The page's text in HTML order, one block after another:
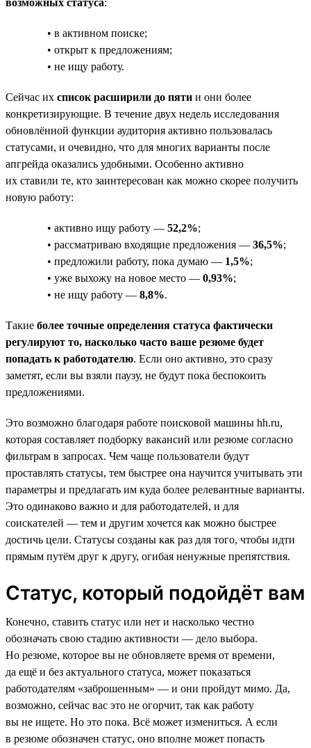
• в активном поиске;
• открыт к предложениям;
• не ищу работу.
Сейчас их список расширили до пяти и они более
конкретизирующие. В течение двух недель исследования
обновлённой функции аудитория активно пользовалась
статусами, и очевидно, что для многих варианты после
апгрейда оказались удобными. Особенно активно
их ставили те, кто заинтересован как можно скорее получить
новую работу:
• активно ищу работу — 52,2%;
• рассматриваю входящие предложения — 36,5%;
• предложили работу, пока думаю — 1,5%;
• уже выхожу на новое место — 0,93%;
• не ищу работу — 8,8%.
Такие более точные определения статуса фактически
регулируют то, насколько часто ваше резюме будет
попадать к работодателю. Если оно активно, это сразу
заметят, если вы взяли паузу, не будут пока беспокоить
предложениями.
Это возможно благодаря работе поисковой машины hh.ru,
которая составляет подборку вакансий или резюме согласно
фильтрам в запросах. Чем чаще пользователи будут
проставлять статусы, тем быстрее она научится учитывать эти
параметры и предлагать им куда более релевантные варианты.
Это одинаково важно и для работодателей, и для
соискателей — тем и другим хочется как можно быстрее
достичь цели. Статусы созданы как раз для того, чтобы идти
прямым путём друг к другу, огибая ненужные препятствия.
Статус, который подойдёт вам
Конечно, ставить статус или нет и насколько честно
обозначать свою стадию активности — дело выбора.
Но резюме, которое вы не обновляете время от времени,
да ещё и без актуального статуса, может показаться
работодателям «заброшенным» — и они пройдут мимо. Да,
возможно, сейчас вас это не огорчит, так как работу
вы не ищете. Но это пока. Всё может измениться. А если
в резюме обозначен статус, оно вполне может попасть